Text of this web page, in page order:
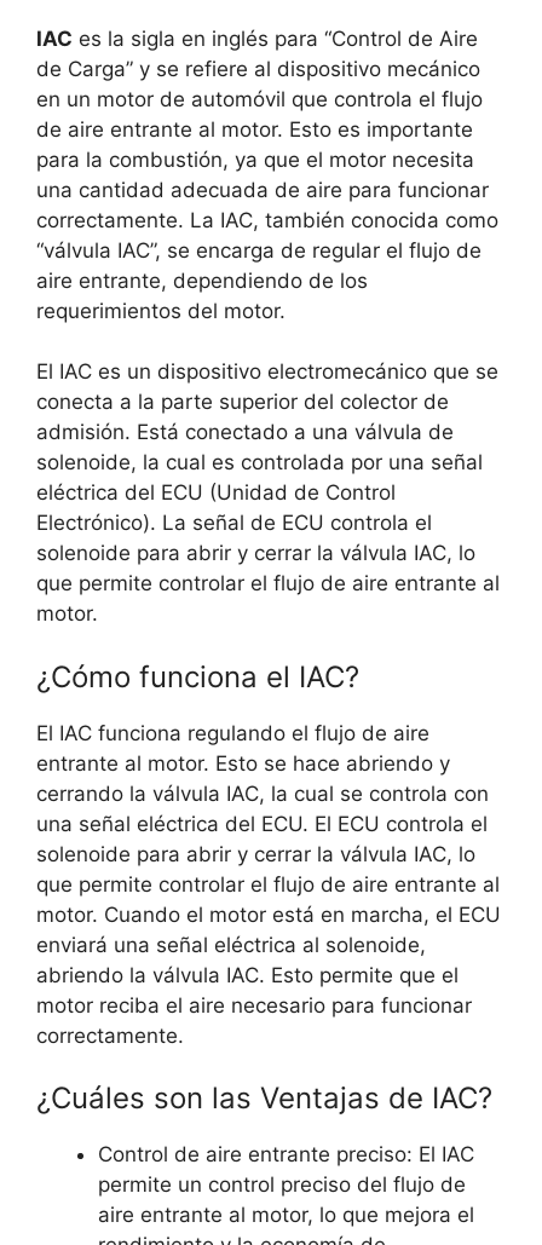
IAC es la sigla en inglés para “Control de Aire
de Carga” y se refiere al dispositivo mecánico
en un motor de automóvil que controla el flujo
de aire entrante al motor. Esto es importante
para la combustión, ya que el motor necesita
una cantidad adecuada de aire para funcionar
correctamente. La IAC, también conocida como
“válvula IAC”, se encarga de regular el flujo de
aire entrante, dependiendo de los
requerimientos del motor.
El IAC es un dispositivo electromecánico que se
conecta a la parte superior del colector de
admisión. Está conectado a una válvula de
solenoide, la cual es controlada por una señal
eléctrica del ECU (Unidad de Control
Electrónico). La señal de ECU controla el
solenoide para abrir y cerrar la válvula IAC, lo
que permite controlar el flujo de aire entrante al
motor.
¿Cómo funciona el IAC?
El IAC funciona regulando el flujo de aire
entrante al motor. Esto se hace abriendo y
cerrando la válvula IAC, la cual se controla con
una señal eléctrica del ECU. El ECU controla el
solenoide para abrir y cerrar la válvula IAC, lo
que permite controlar el flujo de aire entrante al
motor. Cuando el motor está en marcha, el ECU
enviará una señal eléctrica al solenoide,
abriendo la válvula IAC. Esto permite que el
motor reciba el aire necesario para funcionar
correctamente.
¿Cuáles son las Ventajas de IAC?
Control de aire entrante preciso: El IAC
permite un control preciso del flujo de
aire entrante al motor, lo que mejora el